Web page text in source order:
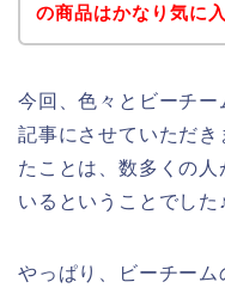
の商品はかなり気に
今回、色々とビーチ
記事にさせていただ
たことは、数多くの
いるということでした
やっぱり、ビーチー